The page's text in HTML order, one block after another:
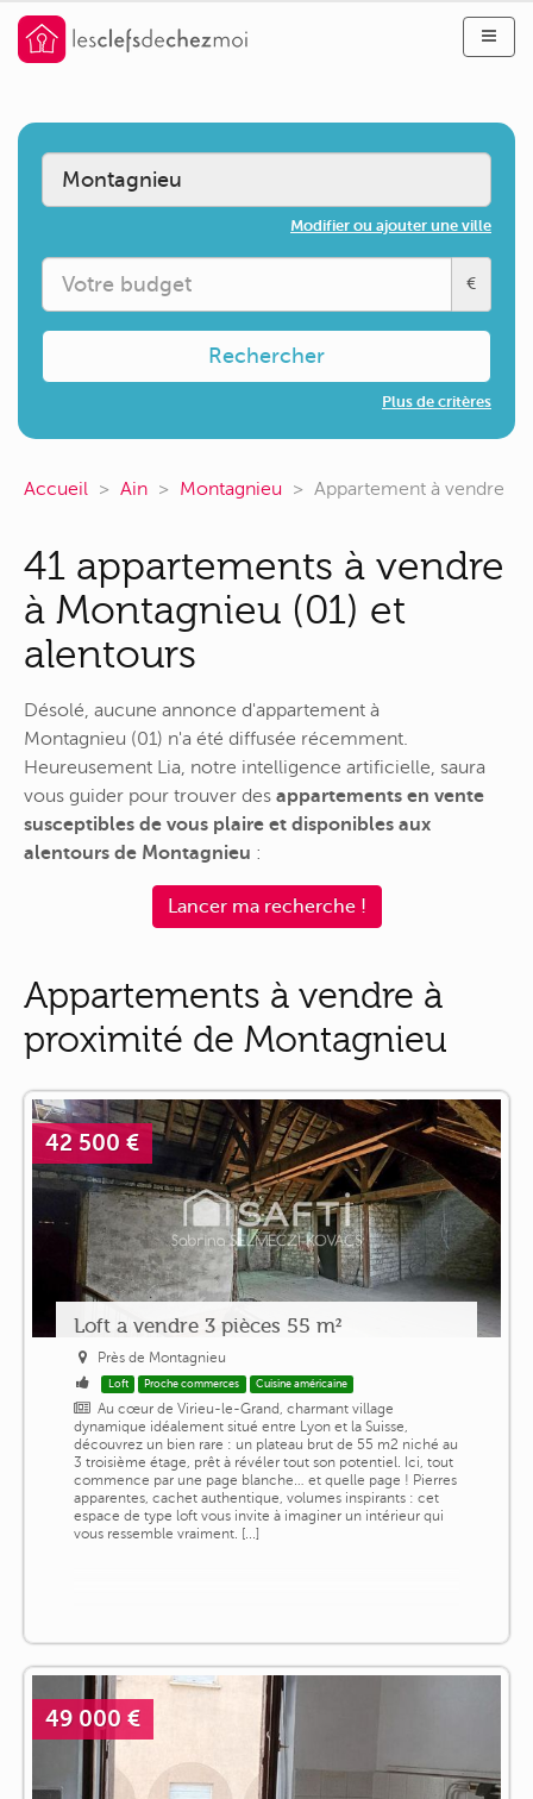
Modifier ou ajouter une ville
€
Rechercher
Plus de critères
Accueil Ain Montagnieu Appartement à vendre
41 appartements à vendre
à Montagnieu (01) et
alentours
Désolé, aucune annonce d'appartement à
Montagnieu (01) n'a été diffusée récemment.
Heureusement Lia, notre intelligence artificielle, saura
vous guider pour trouver des appartements en vente
susceptibles de vous plaire et disponibles aux
alentours de Montagnieu :
Lancer ma recherche !
Appartements à vendre à
proximité de Montagnieu
42 500 €
Loft a vendre 3 pièces 55 m²
Près de Montagnieu
Loft Proche commerces Cuisine américaine
Au cœur de Virieu-le-Grand, charmant village
dynamique idéalement situé entre Lyon et la Suisse,
découvrez un bien rare : un plateau brut de 55 m2 niché au
3 troisième étage, prêt à révéler tout son potentiel. Ici, tout
commence par une page blanche… et quelle page ! Pierres
apparentes, cachet authentique, volumes inspirants : cet
espace de type loft vous invite à imaginer un intérieur qui
vous ressemble vraiment. [...]
49 000 €